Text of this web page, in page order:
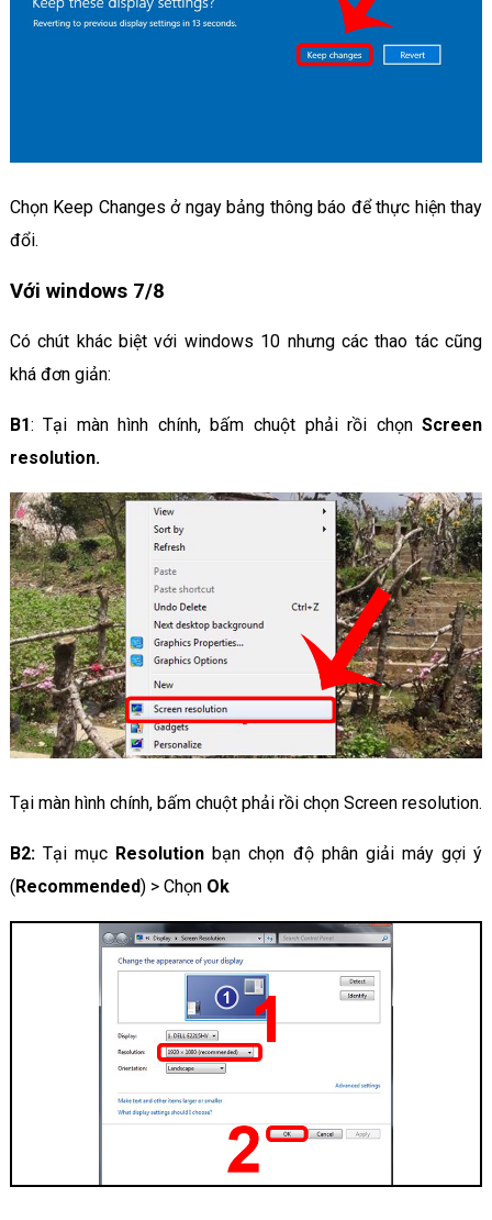
Chọn Keep Changes ở ngay bảng thông báo để thực hiện thay
đổi.
Với windows 7/8
Có chút khác biệt với windows 10 nhưng các thao tác cũng
khá đơn giản:
B1: Tại màn hình chính, bấm chuột phải rồi chọnScreen
resolution.
Tại màn hình chính, bấm chuột phải rồi chọn Screen resolution.
B2:Tại mục Resolution bạn chọn độ phân giải máy gợi ý
(Recommended) > Chọn Ok